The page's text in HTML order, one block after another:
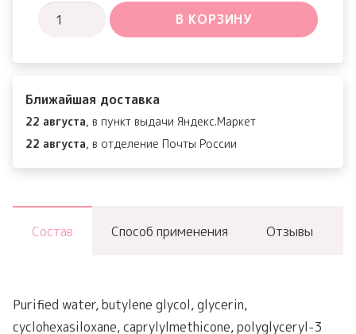
Количество
В КОРЗИНУ
Ближайшая доставка
22 августа, в пункт выдачи Яндекс.Маркет
22 августа, в отделение Почты России
Состав Способ применения Отзывы
Purified water, butylene glycol, glycerin,
cyclohexasiloxane, caprylylmethicone, polyglyceryl-3